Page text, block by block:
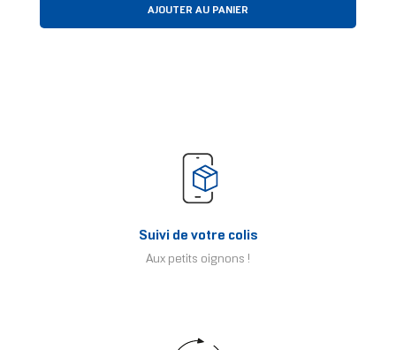
AJOUTER AU PANIER
Suivi de votre colis
Aux petits oignons !